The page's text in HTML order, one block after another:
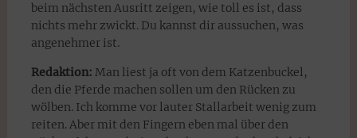
beim nächsten Ausritt zeigen, wie toll es ist, dass
nichts mehr zwickt. Du kannst dir aussuchen, was
angenehmer ist.
Redaktion: Man liest ja oft von dem Katzenbuckel,
den die Pferde machen sollen um den Rücken zu
wölben. Ich komme vor lauter Stallarbeit wenig zum
reiten. Aber mit den Fingern eben mal über den